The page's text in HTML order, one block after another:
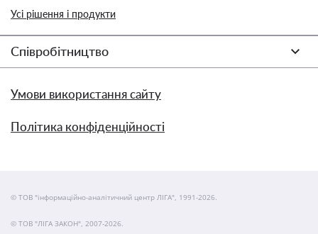
Усі рішення і продукти
Співробітництво
Умови використання сайту
Політика конфіденційності
© ТОВ "інформаційно-аналітичний центр ЛІГА", 1991-2026.
© ТОВ "ЛІГА ЗАКОН", 2007-2026.